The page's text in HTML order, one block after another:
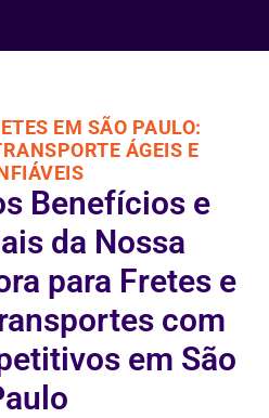
EM SÃO PAULO:
ÁGEIS E
Benefícios e
da Nossa
para Fretes e
com
em São